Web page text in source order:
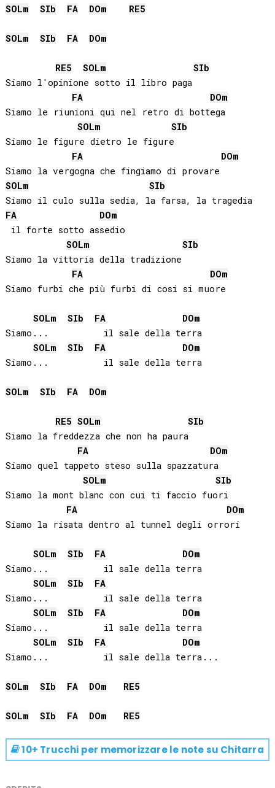
SOLm SIb FA DOm RE5
SOLm SIb FA DOm
RE5 SOLm
SIb
Siamo l'opinione sotto il libro paga
FA
DOm
Siamo le riunioni qui nel retro di bottega
SOLm
SIb
Siamo le figure dietro le figure
FA
DOm
SOLm
SIb
Siamo il culo sulla sedia, la farsa, la tragedia
FA
DOm
il forte sotto assedio
SOLm
SIb
Siamo la vittoria della tradizione
FA
DOm
Siamo furbi che più furbi di cosi si muore
SOLm SIb FA DOm
Siamo...          il sale della terra
SOLm SIb FA DOm
Siamo...          il sale della terra
SOLm SIb FA DOm
RE5 SOLm
SIb
Siamo la freddezza che non ha paura
FA
DOm
Siamo quel tappeto steso sulla spazzatura
SOLm
SIb
Siamo la mont blanc con cui ti faccio fuori
FA
DOm
Siamo la risata dentro al tunnel degli orrori
SOLm SIb FA DOm
Siamo...          il sale della terra
SOLm SIb
FA
Siamo...          il sale della terra
SOLm SIb FA DOm
Siamo...          il sale della terra
SOLm SIb FA DOm
Siamo...          il sale della terra...
SOLm SIb FA DOm RE5
SOLm SIb FA DOm RE5
10+ Trucchi per memorizzare le note su Chitarra